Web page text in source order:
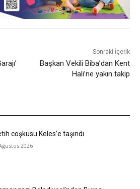
Sonraki İçerik
Başkan Vekili Biba’dan Kent
Hali’ne yakın takip
coşkusu Keles’e taşındı
2026